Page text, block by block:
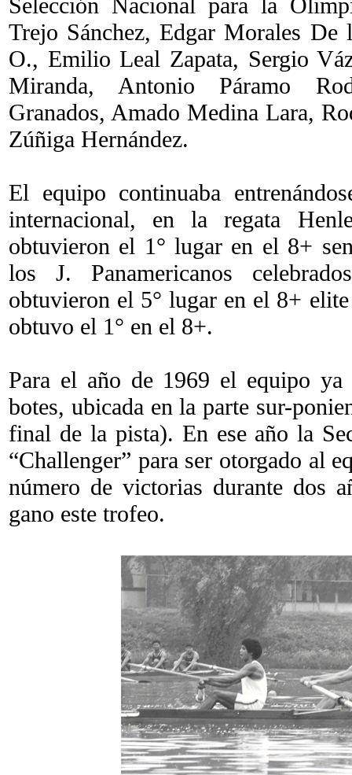
Trejo Sánchez, Edgar Morales De
O., Emilio Leal Zapata, Sergio
Miranda, Antonio Páramo
Granados, Amado Medina Lara,
Zúñiga Hernández.
El equipo continuaba
internacional, en la regata
obtuvieron el 1° lugar en el 8+
los J. Panamericanos
obtuvieron el 5° lugar en el 8+
obtuvo el 1° en el 8+.
Para el año de 1969 el equipo ya
botes, ubicada en la parte sur-
final de la pista). En ese año la
“Challenger” para ser otorgado al
número de victorias durante dos
gano este trofeo.